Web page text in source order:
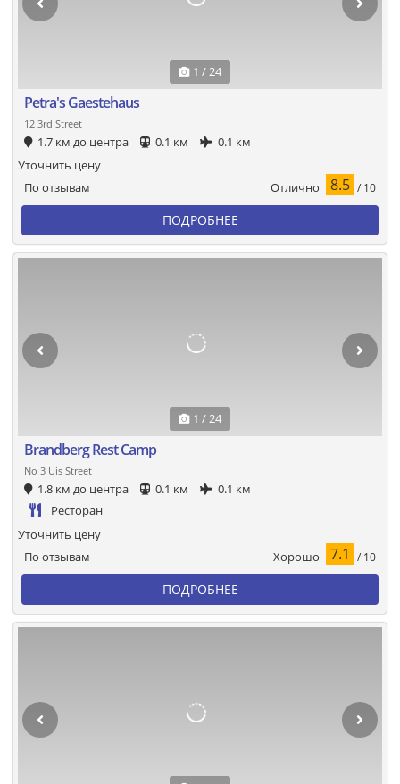
1 / 24
Petra's Gaestehaus
12 3rd Street
1.7 км до центра 0.1 км 0.1 км
По отзывам Отлично 8.5 / 10
Уточнить цену
ПОДРОБНЕЕ
1 / 24
Brandberg Rest Camp
No 3 Uis Street
1.8 км до центра 0.1 км
0.1 км
Ресторан
По отзывам Хорошо 7.1 / 10
Уточнить цену
ПОДРОБНЕЕ